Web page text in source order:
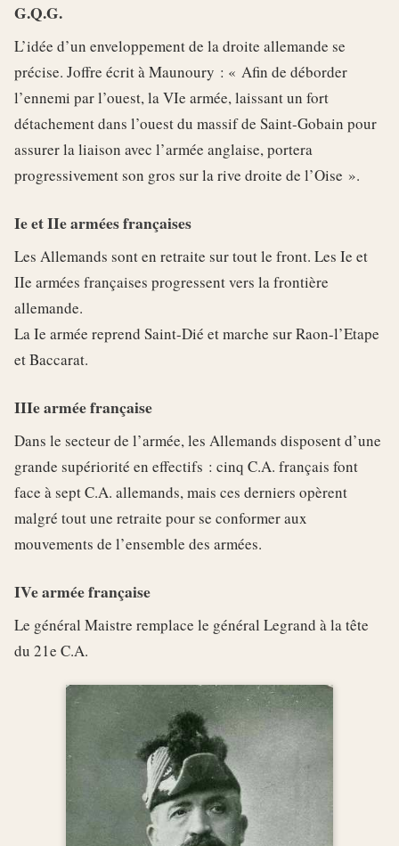
G.Q.G.
L’idée d’un enveloppement de la droite allemande se
précise. Joffre écrit à Maunoury : « Afin de déborder
l’ennemi par l’ouest, la VIe armée, laissant un fort
détachement dans l’ouest du massif de Saint-Gobain pour
assurer la liaison avec l’armée anglaise, portera
progressivement son gros sur la rive droite de l’Oise ».
Ie et IIe armées françaises
Les Allemands sont en retraite sur tout le front. Les Ie et
IIe armées françaises progressent vers la frontière
allemande.
La Ie armée reprend Saint-Dié et marche sur Raon-l’Etape
et Baccarat.
IIIe armée française
Dans le secteur de l’armée, les Allemands disposent d’une
grande supériorité en effectifs : cinq C.A. français font
face à sept C.A. allemands, mais ces derniers opèrent
malgré tout une retraite pour se conformer aux
mouvements de l’ensemble des armées.
IVe armée française
Le général Maistre remplace le général Legrand à la tête
du 21e C.A.